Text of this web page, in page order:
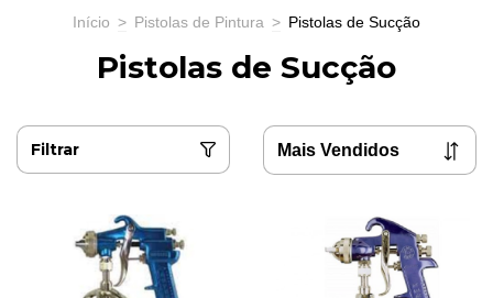
Início > Pistolas de Pintura > Pistolas de Sucção
Pistolas de Sucção
Filtrar